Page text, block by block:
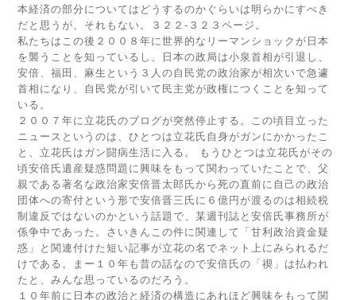
本経済の部分についてはどうするのかぐらいは明らかにすべき
だと思うが、それもない。３２２‐３２３ページ。
私たちはこの後２００８年に世界的なリーマンショックが日本
を襲うことを知っているし、日本の政局は小泉首相が引退し、
安倍、福田、麻生という３人の自民党の政治家が相次いで急遽
首相になり、自民党が引いて民主党が政権につくことを知って
いる。
２００７年に立花氏のブログが突然停止する。この頃目立った
ニュースというのは、ひとつは立花氏自身がガンにかかったこ
と、立花氏はガン闘病生活に入る。 もうひとつは立花氏がその
頃安倍氏遺産疑惑問題に興味をもって関わっていたことで、父
親である著名な政治家安倍晋太郎氏から死の直前に自己の政治
団体への寄付という形で安倍晋三氏に６億円が渡るのは相続税
制違反ではないのかという話題で、某週刊誌と安倍氏事務所が
係争中であった。さいきんこの件に関連して「甘利政治資金疑
惑」と関連付けた短い記事が立花の名でネット上にみられるだ
けである。まー１０年も昔の話なので安倍氏の「禊」は払われ
たと、みんな思っているのだろう。
１０年前に日本の政治と経済の構造にあれほど興味をもって関